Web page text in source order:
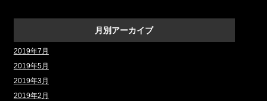
月別アーカイブ
2019年7月
2019年5月
2019年3月
2019年2月